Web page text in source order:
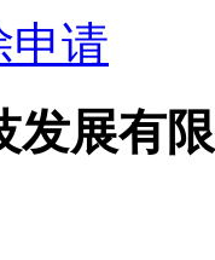
申请
发展有